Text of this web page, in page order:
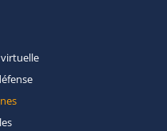
virtuelle